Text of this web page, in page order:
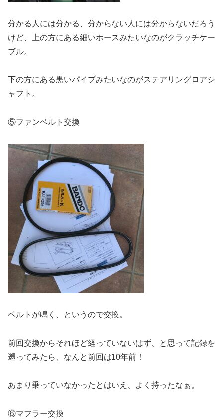
分かる人には分かる、分からない人には分からないだろう
けど、上の方にある細いホースみたいなのがクラッチケー
ブル。
下の方にある黒いパイプみたいなのがステアリングロアシ
ャフト。
⑤ファンベルト交換
ベルトが鳴く、というので交換。
前回交換からそれほど経っていないはず、と思って記録を
遡ってみたら、なんと前回は10年前！
あまり乗っていなかったとはいえ、よく持ったなぁ。
⑥マフラー交換